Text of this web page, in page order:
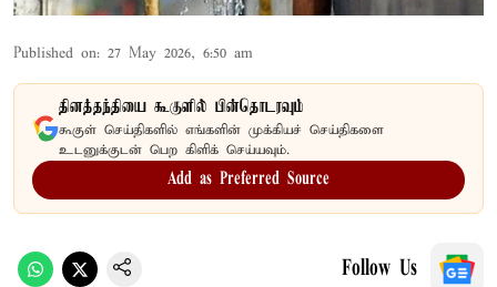
Published on: 27 May 2026, 6:50 am
தினத்தந்தியை கூகுளில் பின்தொடரவும்
கூகுள் செய்திகளில் எங்களின் முக்கியச் செய்திகளை
உடனுக்குடன் பெற கிளிக் செய்யவும்.
Add as Preferred Source
Follow Us